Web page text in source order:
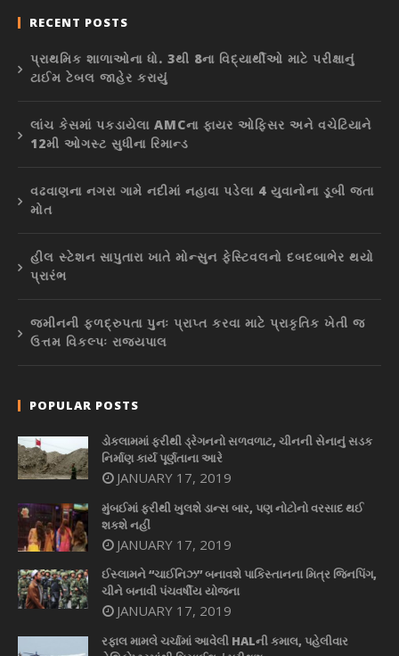
RECENT POSTS
પ્રાથમિક શાળાઓના ધો. 3થી 8ના વિદ્યાર્થીઓ માટે પરીક્ષાનું
ટાઈમ ટેબલ જાહેર કરાયું
લાંચ કેસમાં પકડાયેલા AMCના ફાયર ઓફિસર અને વચેટિયાને
12મી ઓગસ્ટ સુધીના રિમાન્ડ
વઢવાણના નગરા ગામે નદીમાં નહાવા પડેલા 4 યુવાનોના ડૂબી જતા
મોત
હીલ સ્ટેશન સાપુતારા ખાતે મોન્સુન ફેસ્ટિવલનો દબદબાભેર થયો
પ્રારંભ
જમીનની ફળદ્રુપતા પુનઃ પ્રાપ્ત કરવા માટે પ્રાકૃતિક ખેતી જ
ઉત્તમ વિકલ્પઃ રાજ્યપાલ
POPULAR POSTS
ડોકલામમાં ફરીથી ડ્રેગનનો સળવળાટ, ચીનની સેનાનું સડક
નિર્માણ કાર્ય પૂર્ણતાના આરે
JANUARY 17, 2019
મુંબઈમાં ફરીથી ખુલશે ડાન્સ બાર, પણ નોટોનો વરસાદ થઈ
શકશે નહીં
JANUARY 17, 2019
ઈસ્લામને “ચાઈનિઝ” બનાવશે પાકિસ્તાનના મિત્ર જિનપિંગ,
ચીને બનાવી પંચવર્ષીય યોજના
JANUARY 17, 2019
રફાલ મામલે ચર્ચામાં આવેલી HALની કમાલ, પહેલીવાર